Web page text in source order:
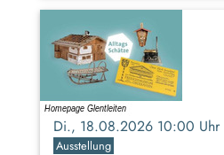
Di., 18.08.2026 10:00 Uhr
Ausstellung